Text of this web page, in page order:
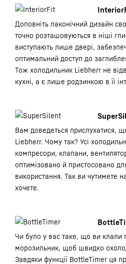
Доповніть лаконічний дизайн
точно розташовуються в ніші
виступають лише двері,
оптимальний доступ до
Тож холодильник Liebherr не
кухні, а є лише родзинкою в її
Вам доведеться прислухатися,
Liebherr. Чому так? Усі
компресори, клапани,
оптимізовано й пристосовано
використання. Так ви чутимете
хочете.
Чи було у вас таке, що ви клали
морозильник, щоб швидко
Завдяки функції BottleTimer ця